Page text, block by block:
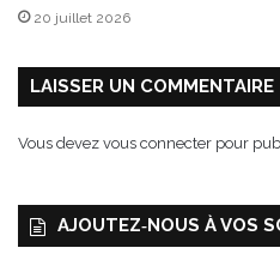
o
e
a
a
20 juillet 2026
LAISSER UN COMMENTAIRE
Vous devez vous connecter pour
AJOUTEZ‑NOUS À VOS